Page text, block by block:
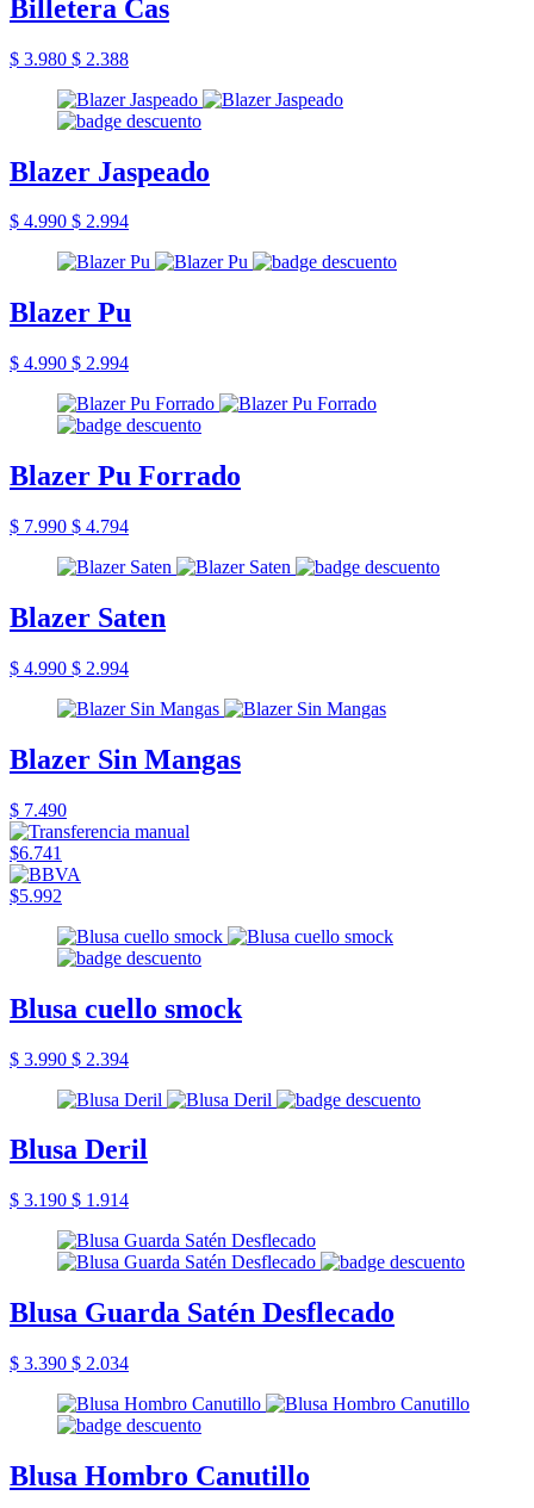
Billetera Cas
$ 3.980 $ 2.388
Blazer Jaspeado
$ 4.990 $ 2.994
Blazer Pu
$ 4.990 $ 2.994
Blazer Pu Forrado
$ 7.990 $ 4.794
Blazer Saten
$ 4.990 $ 2.994
Blazer Sin Mangas
$ 7.490
$6.741
$5.992
Blusa cuello smock
$ 3.990 $ 2.394
Blusa Deril
$ 3.190 $ 1.914
Blusa Guarda Satén Desflecado
$ 3.390 $ 2.034
Blusa Hombro Canutillo